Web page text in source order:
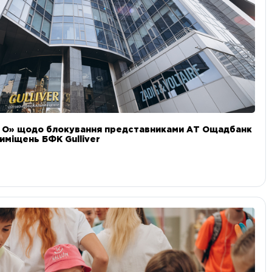
О» щодо блокування представниками АТ Ощадбанк
БФК Gulliver